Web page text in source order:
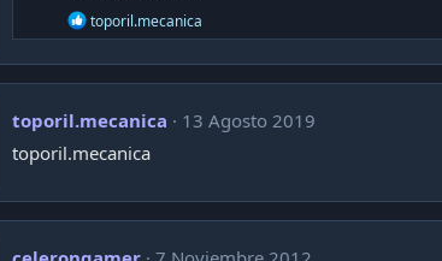
n
s
:
R
e
i
o
n
toporil.mecanica
toporil.mecanica
13 Agosto 2019
toporil.mecanica